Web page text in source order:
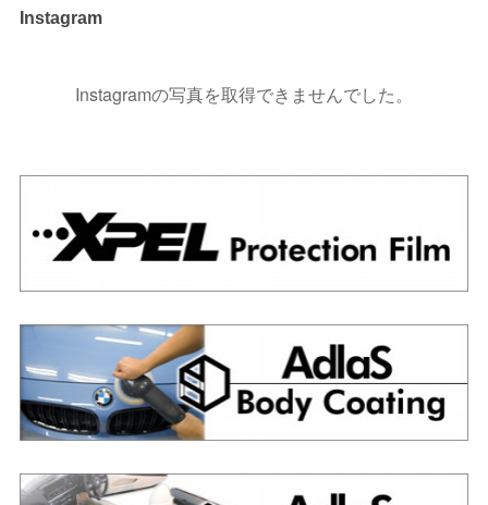
Instagram
Instagramの写真を取得できませんでした。